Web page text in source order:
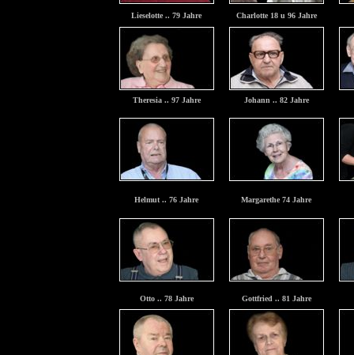
Lieselotte .. 79 Jahre Charlotte 18 u 96 Jahre
Theresia .. 97 Jahre Johann .. 82 Jahre
Helmut .. 76 Jahre Margarethe 74 Jahre
Otto .. 78 Jahre Gottfried .. 81 Jahre